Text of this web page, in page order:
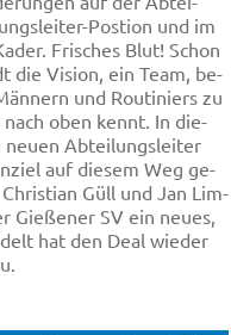
Post­ion und im
Fri­sches Blut! Schon
die Vi­si­on, ein Te­am, be­
und Rou­ti­niers zu
oben kennt. In die­
neu­en Ab­tei­lungs­lei­ter
auf die­sem Weg ge­
Güll und Jan Lim­
Gie­ße­ner SV ein neu­es,
hat den De­al wie­der